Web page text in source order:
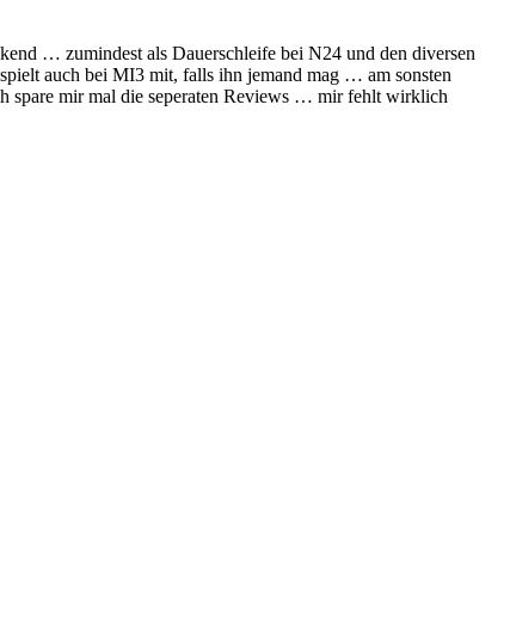
… zumindest als Dauerschleife bei N24 und den diversen
auch bei MI3 mit, falls ihn jemand mag … am sonsten
spare mir mal die seperaten Reviews … mir fehlt wirklich